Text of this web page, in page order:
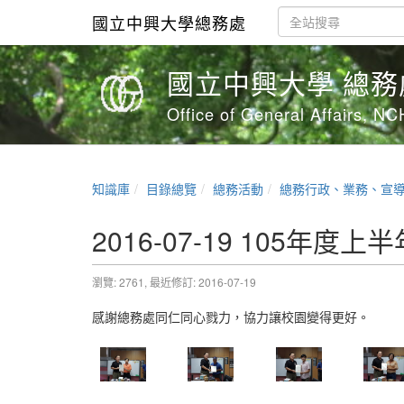
國立中興大學總務處
國立中興大學 總
Office of General Affairs,
知識庫 目錄總覽 總務活動 總務行政、業務、宣
2016-07-19 105年度上
瀏覽: 2761, 最近修訂: 2016-07-19
感謝總務處同仁同心戮力，協力讓校園變得更好。